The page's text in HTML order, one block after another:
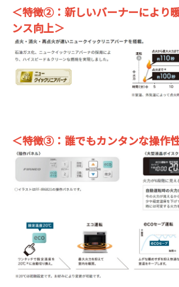
＜特徴②：新しいバーナーにより
ンス向上＞
＜特徴③：誰でもカンタンな操作